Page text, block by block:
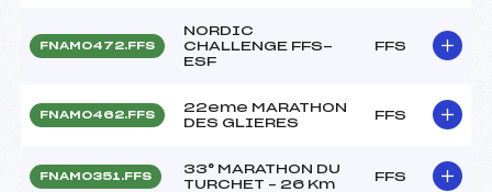
FNAM0472.FFS
NORDIC
CHALLENGE FFS-
ESF
FFS
FNAM0462.FFS
22eme MARATHON
DES GLIERES
FFS
FNAM0351.FFS
33° MARATHON DU
TURCHET – 26 Km
FFS